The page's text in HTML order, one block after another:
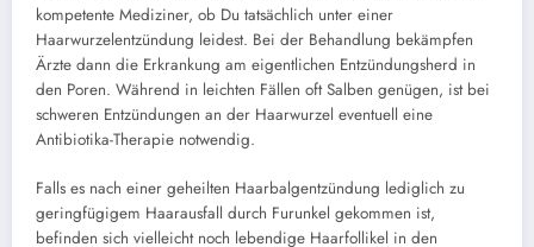
kompetente Mediziner, ob Du tatsächlich unter einer
Haarwurzelentzündung leidest. Bei der Behandlung bekämpfen
Ärzte dann die Erkrankung am eigentlichen Entzündungsherd in
den Poren. Während in leichten Fällen oft Salben genügen, ist bei
schweren Entzündungen an der Haarwurzel eventuell eine
Antibiotika-Therapie notwendig.
Falls es nach einer geheilten Haarbalgentzündung lediglich zu
geringfügigem Haarausfall durch Furunkel gekommen ist,
befinden sich vielleicht noch lebendige Haarfollikel in den